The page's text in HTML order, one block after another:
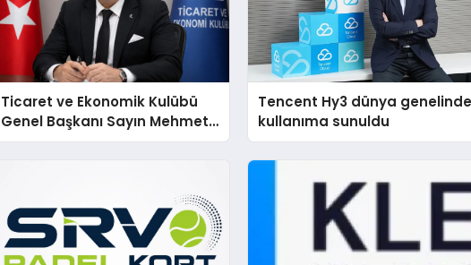
Ticaret ve Ekonomik Kulübü
Genel Başkanı Sayın Mehmet
Ulutaş, ekonomiye dair yaptığı
Tencent Hy3 dünya
kullanıma sunuldu